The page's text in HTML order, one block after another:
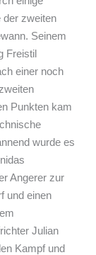
der zweiten
Seinem
Freistil
einer noch
Punkten kam
wurde es
Angerer zur
und einen
Julian
Kampf und